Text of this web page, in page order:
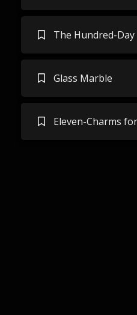
The Hundred-Day
Glass Marble
Eleven-Charms